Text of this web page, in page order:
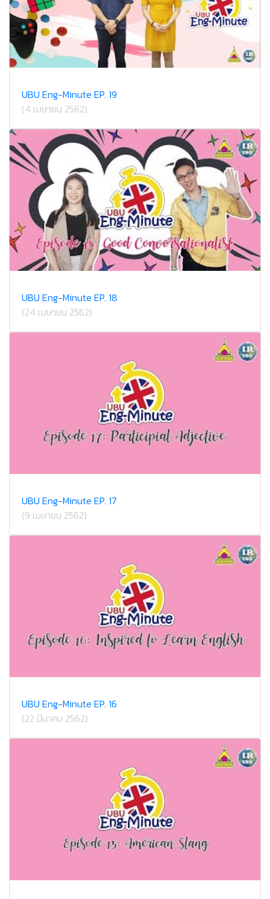
UBU Eng-Minute EP. 19
(4 เมษายน 2562)
UBU Eng-Minute EP. 18
(24 เมษายน 2562)
UBU Eng-Minute EP. 17
(9 เมษายน 2562)
UBU Eng-Minute EP. 16
(22 มีนาคม 2562)